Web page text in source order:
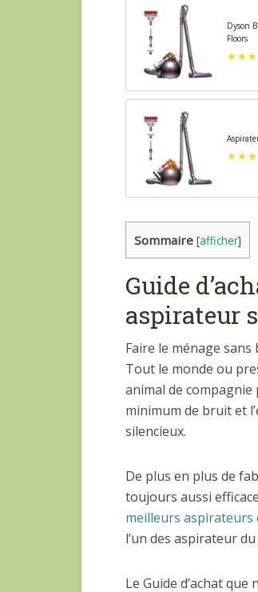
Dyson
Floors
Sommaire [afficher]
Guide
aspirateur
Faire le ménage
Tout le monde ou
animal de
minimum de bruit et
silencieux.
De plus en plus de
toujours aussi
meilleurs aspirateurs
l’un des aspirateur
Le Guide d’achat